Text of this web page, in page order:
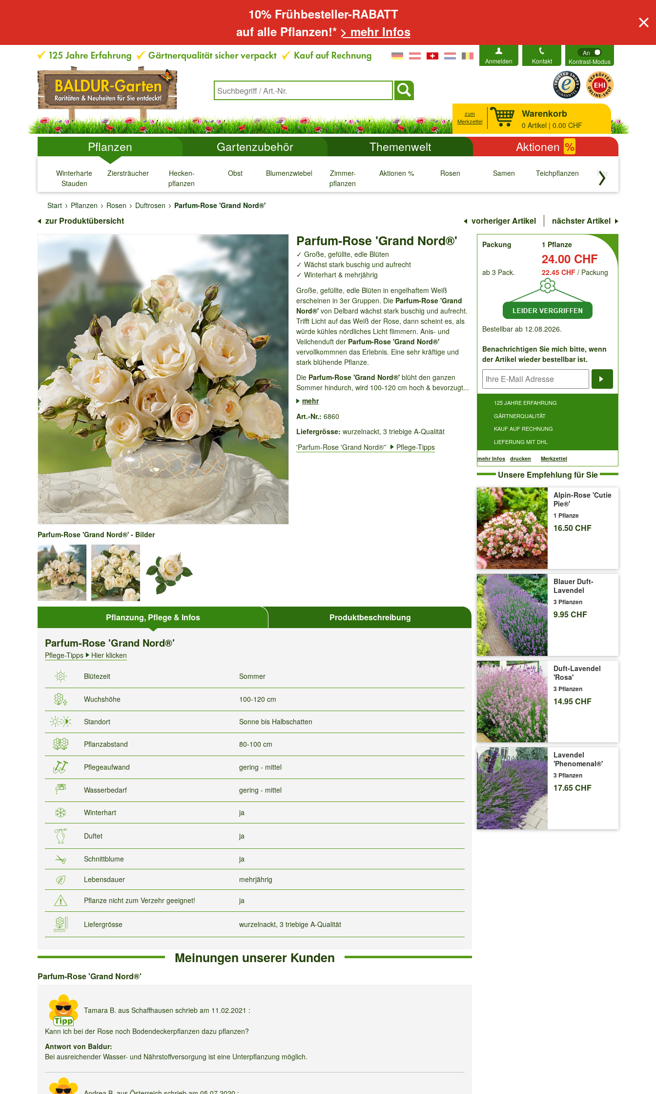
10% Frühbesteller-RABATT
auf alle Pflanzen!* > mehr Infos
Anmelden Kontakt
An
Kontrast-Modus
zum
Merkzettel
Warenkorb
0 Artikel | 0.00 CHF
Pflanzen Gartenzubehör Themenwelt Aktionen %
Winterharte
Stauden
↓
Ziersträucher
↓
Hecken-
pflanzen
↓
Obst
↓
Blumenzwiebeln
↓
Zimmer-
pflanzen
↓
Aktionen %
↓
Rosen
↓
Samen
↓
Teichpflanzen
↓
Raritäten
↓
Start
Pflanzen Rosen Duftrosen Parfum-Rose 'Grand Nord®'
zur Produktübersicht vorheriger Artikel nächster Artikel
Parfum-Rose 'Grand Nord®'
✓ Große, gefüllte, edle Blüten
✓ Wächst stark buschig und aufrecht
✓ Winterhart & mehrjährig
Große, gefüllte, edle Blüten in engelhaftem Weiß
erscheinen in 3er Gruppen. Die Parfum-Rose 'Grand
Nord®'von Delbard wächst stark buschig und aufrecht.
Trifft Licht auf das Weiß der Rose, dann scheint es, als
würde kühles nördliches Licht flimmern. Anis- und
Veilchenduft der Parfum-Rose 'Grand Nord®'
vervollkommnen das Erlebnis. Eine sehr kräftige und
stark blühende Pflanze.
Die Parfum-Rose 'Grand Nord®'blüht den ganzen
Sommer hindurch, wird 100-120 cm hoch & bevorzugt...
mehr
Art.-Nr.: 6860
Liefergrösse: wurzelnackt, 3 triebige A-Qualität
'Parfum-Rose 'Grand Nord®''
Pflege-Tipps
Parfum-Rose 'Grand Nord®' - Bilder
Pflanzung, Pflege & Infos Produktbeschreibung
Parfum-Rose 'Grand Nord®'
Pflege-Tipps Hier klicken
Blütezeit Sommer
Wuchshöhe 100-120 cm
Standort Sonne bis Halbschatten
Pflanzabstand 80-100 cm
Pflegeaufwand gering - mittel
Wasserbedarf gering - mittel
Winterhart ja
Duftet ja
Schnittblume ja
Lebensdauer mehrjährig
Pflanze nicht zum Verzehr geeignet! ja
Liefergrösse wurzelnackt, 3 triebige A-Qualität
Meinungen unserer Kunden
Parfum-
'Grand
Nord®'
Parfum-Rose 'Grand Nord®'
Tamara B. aus Schaffhausen schrieb am 11.02.2021 :
Kann ich bei der Rose noch Bodendeckerpflanzen dazu pflanzen?
Antwort von Baldur:
Bei ausreichender Wasser- und Nährstoffversorgung ist eine Unterpflanzung möglich.
order
Packung
1 Pflanze
24.00 CHF
ab 3 Pack. 22.45 CHF / Packung
Bestellbar ab 12.08.2026.
Benachrichtigen Sie mich bitte, wenn
der Artikel wieder bestellbar ist.
125 JAHRE ERFAHRUNG
GÄRTNERQUALITÄT
KAUF AUF RECHNUNG
LIEFERUNG MIT DHL
mehr Infos drucken Merkzettel
Unsere Empfehlung für Sie
Alpin-Rose 'Cutie
Pie®'
1 Pflanze
16.50 CHF
Blauer Duft-
Lavendel
3 Pflanzen
9.95 CHF
Duft-Lavendel
'Rosa'
3 Pflanzen
14.95 CHF
Lavendel
'Phenomenal®'
3 Pflanzen
17.65 CHF